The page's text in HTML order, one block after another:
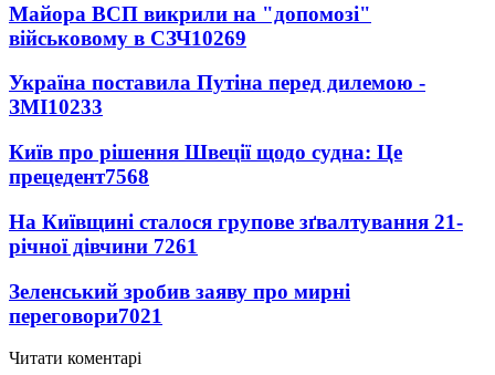
Майора ВСП викрили на "допомозі"
військовому в СЗЧ10269
Україна поставила Путіна перед дилемою -
ЗМІ10233
Київ про рішення Швеції щодо судна: Це
прецедент7568
На Київщині сталося групове зґвалтування 21-
річної дівчини 7261
Зеленський зробив заяву про мирні
переговори7021
Читати коментарі